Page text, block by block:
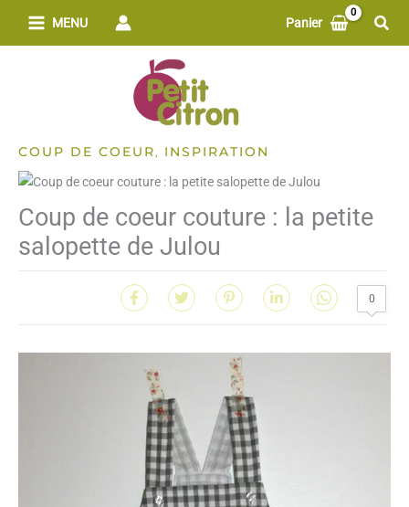
MENU Panier
COUP DE COEUR, INSPIRATION
Coup de coeur couture : la petite
salopette de Julou
0